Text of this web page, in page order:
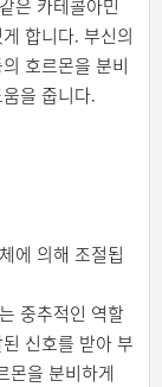
은 카테콜아민
합니다. 부신의
호르몬을 분비
을 줍니다.
에 의해 조절됩
중추적인 역할
신호를 받아 부
몬을 분비하게